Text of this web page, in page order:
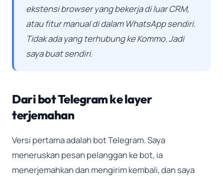
ekstensi browser yang bekerja di luar CRM,
atau fitur manual di dalam WhatsApp sendiri.
Tidak ada yang terhubung ke Kommo. Jadi
saya buat sendiri.
Dari bot Telegram ke layer
terjemahan
Versi pertama adalah bot Telegram. Saya
meneruskan pesan pelanggan ke bot, ia
menerjemahkan dan mengirim kembali, dan saya